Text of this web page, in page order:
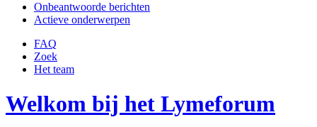
Onbeantwoorde berichten
Actieve onderwerpen
FAQ
Zoek
Het team
Welkom bij het Lymeforum